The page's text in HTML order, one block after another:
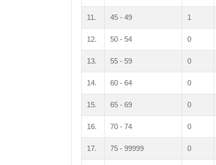
11. 45 - 49 1
12. 50 - 54 0
13. 55 - 59 0
14. 60 - 64 0
15. 65 - 69 0
16. 70 - 74 0
17. 75 - 99999 0